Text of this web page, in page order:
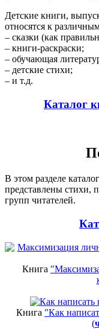
Детские книги,
относятся к
– сказки (как
– книги-раскраски;
– обучающая
– детские стихи;
– и т.д.
Каталог
В этом разделе
представлены стихи,
групп читателей.
Книга
Книга "Как
(